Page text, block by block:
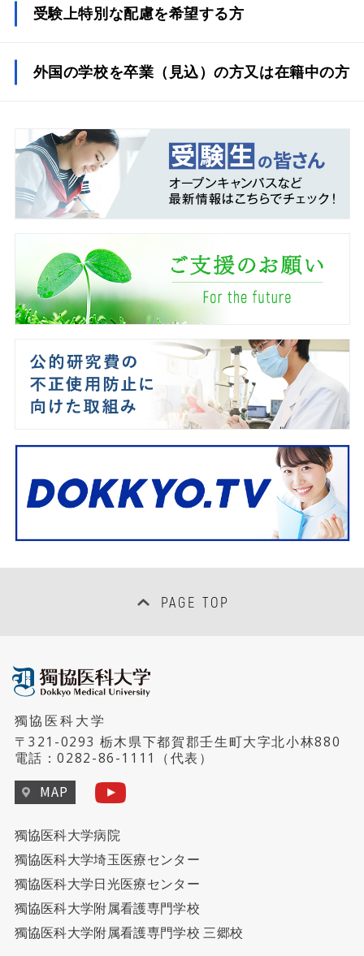
受験上特別な配慮を希望する方
外国の学校を卒業（見込）の方又は在籍中の方
PAGE TOP
獨協医科大学
〒321-0293 栃木県下都賀郡壬生町大字北小林880
電話：0282-86-1111 （代表）
MAP
獨協医科大学病院
獨協医科大学埼玉医療センター
獨協医科大学日光医療センター
獨協医科大学附属看護専門学校
獨協医科大学附属看護専門学校 三郷校